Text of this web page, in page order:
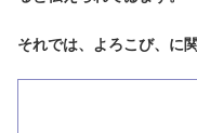
それでは、よろこび、に